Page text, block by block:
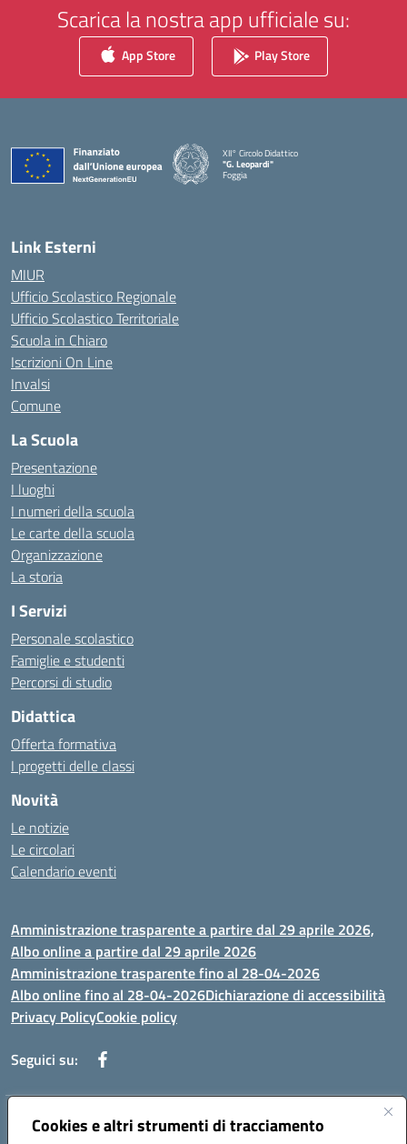
Cookies e altri strumenti di tracciamento
Scarica la nostra app ufficiale su:
App Store Play Store
XII° Circolo Didattico
"G. Leopardi"
Foggia
— Visita la pagina iniziale della scuola
Link Esterni
MIUR
Ufficio Scolastico Regionale
Ufficio Scolastico Territoriale
Scuola in Chiaro
Iscrizioni On Line
Invalsi
Comune
La Scuola
Presentazione
I luoghi
I numeri della scuola
Le carte della scuola
Organizzazione
La storia
I Servizi
Personale scolastico
Famiglie e studenti
Percorsi di studio
Didattica
Offerta formativa
I progetti delle classi
Novità
Le notizie
Le circolari
Calendario eventi
Amministrazione trasparente a partire dal 29 aprile 2026,
Albo online a partire dal 29 aprile 2026
Amministrazione trasparente fino al 28-04-2026
Albo online fino al 28-04-2026Dichiarazione di accessibilità
Privacy PolicyCookie policy
Seguici su:
Indirizzo:Via Selicato, 1 71122 FOGGIA (FG)